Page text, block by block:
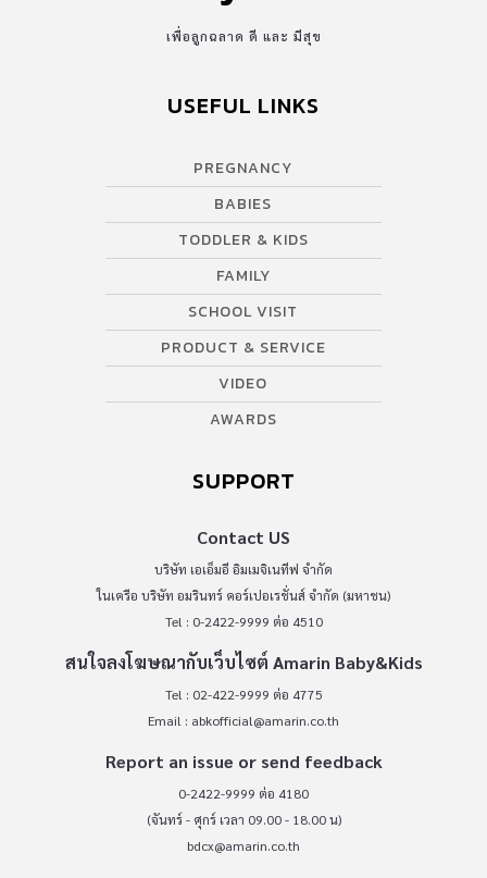
เพื่อลูกฉลาด ดี และ มีสุข
USEFUL LINKS
PREGNANCY
BABIES
TODDLER & KIDS
FAMILY
SCHOOL VISIT
PRODUCT & SERVICE
VIDEO
AWARDS
SUPPORT
Contact US
บริษัท เอเอ็มอี อิมเมจิเนทีฟ จำกัด
ในเครือ บริษัท อมรินทร์ คอร์เปอเรชั่นส์ จำกัด (มหาชน)
Tel : 0-2422-9999 ต่อ 4510
สนใจลงโฆษณากับเว็บไซต์ Amarin Baby&Kids
Tel : 02-422-9999 ต่อ 4775
Email : abkofficial@amarin.co.th
Report an issue or send feedback
0-2422-9999 ต่อ 4180
(จันทร์ - ศุกร์ เวลา 09.00 - 18.00 น)
bdcx@amarin.co.th